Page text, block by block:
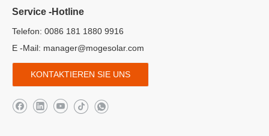
Service -Hotline
Telefon: 0086 181 1880 9916
E -Mail: manager@mogesolar.com
KONTAKTIEREN SIE UNS